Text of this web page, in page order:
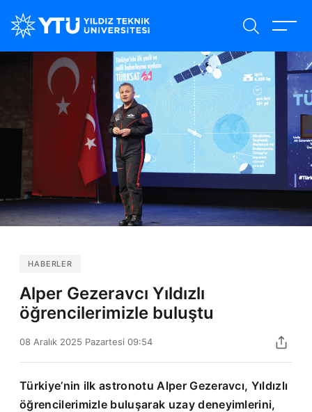
içeriğe
HABERLER
Alper Gezeravcı Yıldızlı
öğrencilerimizle buluştu
08 Aralık 2025 Pazartesi 09:54
Türkiye’nin ilk astronotu Alper Gezeravcı, Yıldızlı
öğrencilerimizle buluşarak uzay deneyimlerini,